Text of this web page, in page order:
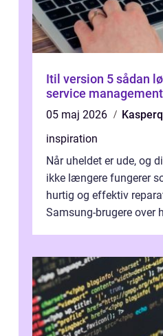
Itil version 5 sådan løfter den moderne
service management
05 maj 2026
inspiration
Når uheldet er ude, og
ikke længere fungerer
hurtig og effektiv
Samsung-brugere over